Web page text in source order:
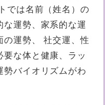
では名前（姓名）の
な運勢、家系的な運
の運勢、 社交運、性
な体と健康、ラッ
勢バイオリズムがわ